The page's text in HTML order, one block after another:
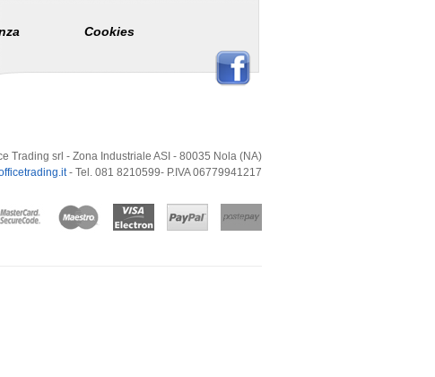
Cookies
Trading srl - Zona Industriale ASI - 80035 Nola (NA)
- Tel. 081 8210599- P.IVA 06779941217